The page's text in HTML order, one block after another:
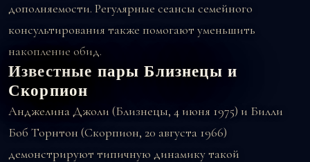
дополняемости. Регулярные сеансы семейного
консультирования также помогают уменьшить
накопление обид.
Известные пары Близнецы и
Скорпион
Анджелина Джоли (Близнецы, 4 июня 1975) и Билли
Боб Торнтон (Скорпион, 20 августа 1966)
демонстрируют типичную динамику такой